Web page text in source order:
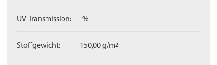
UV-Transmission: -%
Stoffgewicht: 150,00 g/m2